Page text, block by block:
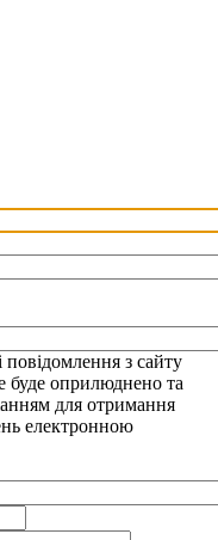
повідомлення з сайту
буде оприлюднено та
для отримання
електронною